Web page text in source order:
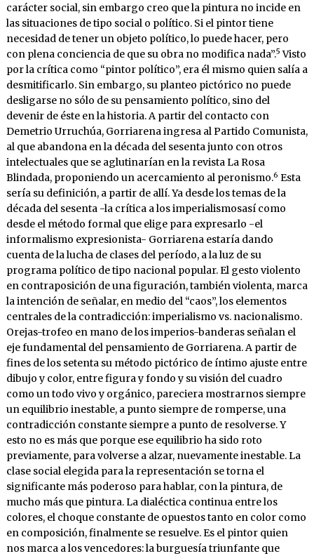
carácter social, sin embargo creo que la pintura no incide en
las situaciones de tipo social o político. Si el pintor tiene
necesidad de tener un objeto político, lo puede hacer, pero
con plena conciencia de que su obra no modifica nada”.5 Visto
por la crítica como “pintor político”, era él mismo quien salía a
desmitificarlo. Sin embargo, su planteo pictórico no puede
desligarse no sólo de su pensamiento político, sino del
devenir de éste en la historia. A partir del contacto con
Demetrio Urruchúa, Gorriarena ingresa al Partido Comunista,
al que abandona en la década del sesenta junto con otros
intelectuales que se aglutinarían en la revista La Rosa
Blindada, proponiendo un acercamiento al peronismo.6 Esta
sería su definición, a partir de allí. Ya desde los temas de la
década del sesenta -la crítica a los imperialismosasí como
desde el método formal que elige para expresarlo -el
informalismo expresionista- Gorriarena estaría dando
cuenta de la lucha de clases del período, a la luz de su
programa político de tipo nacional popular. El gesto violento
en contraposición de una figuración, también violenta, marca
la intención de señalar, en medio del “caos”, los elementos
centrales de la contradicción: imperialismo vs. nacionalismo.
Orejas-trofeo en mano de los imperios-banderas señalan el
eje fundamental del pensamiento de Gorriarena. A partir de
fines de los setenta su método pictórico de íntimo ajuste entre
dibujo y color, entre figura y fondo y su visión del cuadro
como un todo vivo y orgánico, pareciera mostrarnos siempre
un equilibrio inestable, a punto siempre de romperse, una
contradicción constante siempre a punto de resolverse. Y
esto no es más que porque ese equilibrio ha sido roto
previamente, para volverse a alzar, nuevamente inestable. La
clase social elegida para la representación se torna el
significante más poderoso para hablar, con la pintura, de
mucho más que pintura. La dialéctica continua entre los
colores, el choque constante de opuestos tanto en color como
en composición, finalmente se resuelve. Es el pintor quien
nos marca a los vencedores: la burguesía triunfante que